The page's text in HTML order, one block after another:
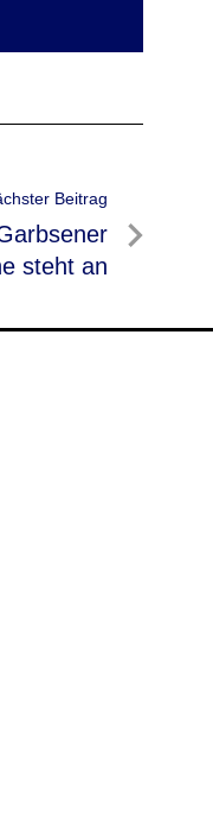
Beitrag
steht an